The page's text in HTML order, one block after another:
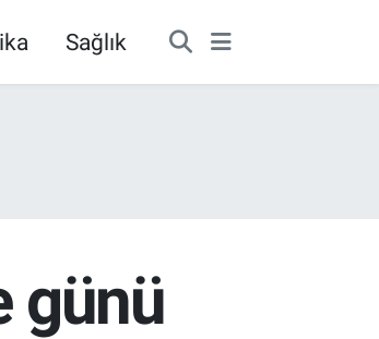
Sağlık
günü